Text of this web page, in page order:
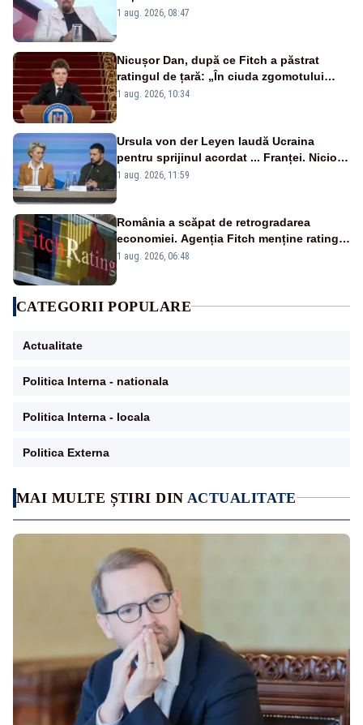
MAI MULTE ȘTIRI DIN ACTUALITATE
1 aug. 2026, 08:47
Nicușor Dan, după ce Fitch a păstrat
ratingul de țară: „În ciuda zgomotului
politic, România funcționează”
1 aug. 2026, 10:34
Ursula von der Leyen laudă Ucraina
pentru sprijinul acordat ... Franței. Nicio
reacție privind ajutorul energetic promis
1 aug. 2026, 11:59
România a scăpat de retrogradarea
economiei. Agenția Fitch menține ratingul
„BBB-” cu perspectivă negativă
1 aug. 2026, 06:48
CATEGORII POPULARE
Actualitate
Politica Interna - nationala
Politica Interna - locala
Politica Externa